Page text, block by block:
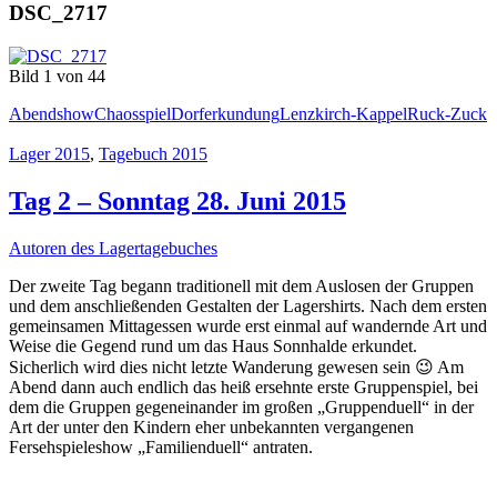
DSC_2717
Bild 1 von 44
AbendshowChaosspielDorferkundungLenzkirch-KappelRuck-Zuck
Lager 2015, Tagebuch 2015
Tag 2 – Sonntag 28. Juni 2015
Autoren des Lagertagebuches
Der zweite Tag begann traditionell mit dem Auslosen der Gruppen
und dem anschließenden Gestalten der Lagershirts. Nach dem ersten
gemeinsamen Mittagessen wurde erst einmal auf wandernde Art und
Weise die Gegend rund um das Haus Sonnhalde erkundet.
Sicherlich wird dies nicht letzte Wanderung gewesen sein 😉 Am
Abend dann auch endlich das heiß ersehnte erste Gruppenspiel, bei
dem die Gruppen gegeneinander im großen „Gruppenduell“ in der
Art der unter den Kindern eher unbekannten vergangenen
Fersehspieleshow „Familienduell“ antraten.